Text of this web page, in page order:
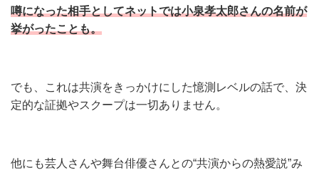
噂になった相手としてネットでは小泉孝太郎さんの名前が
挙がったことも。
でも、これは共演をきっかけにした憶測レベルの話で、決
定的な証拠やスクープは一切ありません。
他にも芸人さんや舞台俳優さんとの“共演からの熱愛説”み